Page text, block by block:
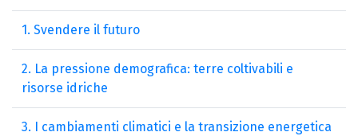
1. Svendere il futuro
2. La pressione demografica: terre coltivabili e
risorse idriche
3. I cambiamenti climatici e la transizione energetica